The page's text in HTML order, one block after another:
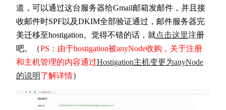
道，可以通过这台服务器给Gmail邮箱发邮件，并且接
收邮件时SPF以及DKIM全部验证通过，邮件服务器完
美迁移至hostigation。觉得不错的话，就点击这里注册
吧。（PS：由于hostigation被anyNode收购，关于注册
和主机管理的内容通过Hostigation主机变更为anyNode
的说明了解详情）